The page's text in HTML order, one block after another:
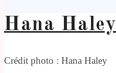
Hana Haley
Crédit photo : Hana Haley